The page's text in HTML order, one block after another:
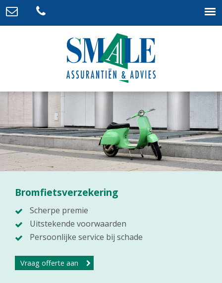
Bromfietsverzekering
Scherpe premie
Uitstekende voorwaarden
Persoonlijke service bij schade
Vraag offerte aan